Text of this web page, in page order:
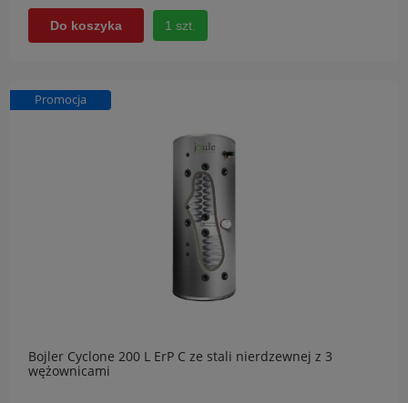
Do koszyka 1 szt.
Bojler Cyclone 200 L ErP C ze stali nierdzewnej z 3
wężownicami
Promocja